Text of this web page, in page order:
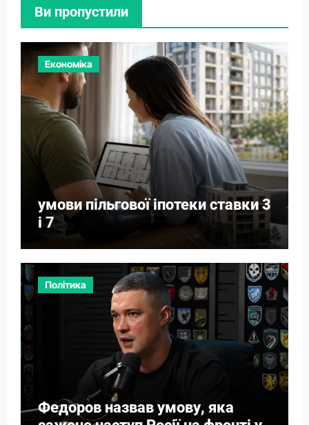
Ви пропустили
Економіка
умови пільгової іпотеки ставки 3
і 7
Політика
Федоров назвав умову, яка